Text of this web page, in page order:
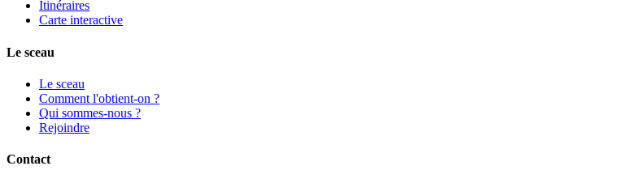
Itinéraires
Carte interactive
Le sceau
Le sceau
Comment l'obtient-on ?
Qui sommes-nous ?
Rejoindre
Contact